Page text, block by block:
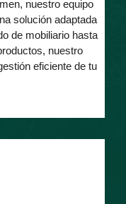
nuestro equipo
solución adaptada
de mobiliario hasta
nuestro
eficiente de tu